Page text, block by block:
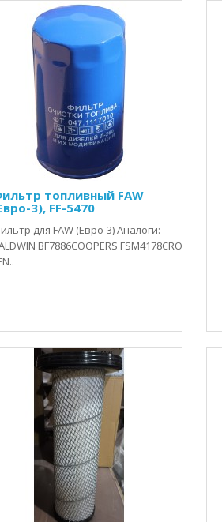
топливный FAW
3), FF-5470
для FAW (Евро-3) Аналоги:
BF7886COOPERS